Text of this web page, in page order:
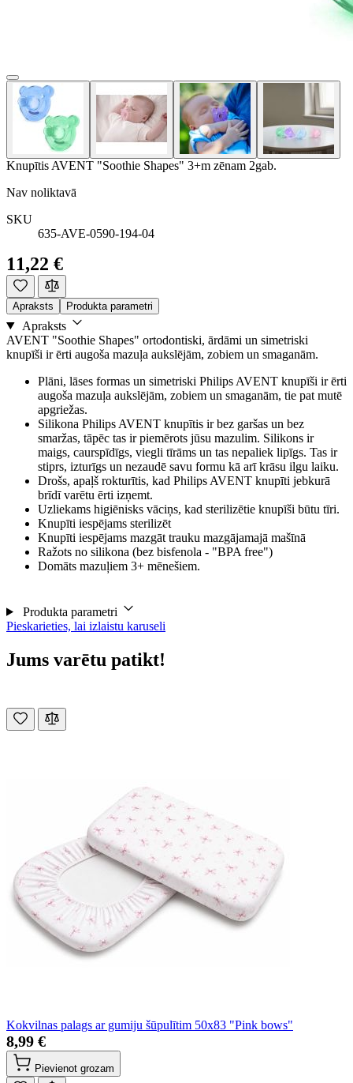
Knupītis AVENT "Soothie Shapes" 3+m zēnam 2gab.
Nav noliktavā
SKU
635-AVE-0590-194-04
11,22 €
Apraksts Produkta parametri
Apraksts
AVENT "Soothie Shapes" ortodontiski, ārdāmi un simetriski
knupīši ir ērti augoša mazuļa aukslējām, zobiem un smaganām.
Plāni, lāses formas un simetriski Philips AVENT knupīši ir ērti
augoša mazuļa aukslējām, zobiem un smaganām, tie pat mutē
apgriežas.
Silikona Philips AVENT knupītis ir bez garšas un bez
smaržas, tāpēc tas ir piemērots jūsu mazulim. Silikons ir
maigs, caurspīdīgs, viegli tīrāms un tas nepaliek lipīgs. Tas ir
stiprs, izturīgs un nezaudē savu formu kā arī krāsu ilgu laiku.
Drošs, apaļš rokturītis, kad Philips AVENT knupīti jebkurā
brīdī varētu ērti izņemt.
Uzliekams higiēnisks vāciņs, kad sterilizētie knupīši būtu tīri.
Knupīti iespējams sterilizēt
Knupīti iespējams mazgāt trauku mazgājamajā mašīnā
Ražots no silikona (bez bisfenola - "BPA free")
Domāts mazuļiem 3+ mēnešiem.
Produkta parametri
Pieskarieties, lai izlaistu karuseli
Jums varētu patikt!
Kokvilnas palags ar gumiju šūpulītim 50x83 "Pink bows"
8,99 €
Pievienot grozam